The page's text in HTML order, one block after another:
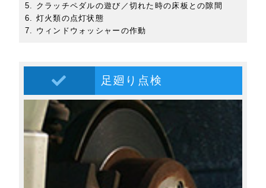
クラッチペダルの遊び／切れた時の床板との隙間
灯火類の点灯状態
ウィンドウォッシャーの作動
足廻り点検